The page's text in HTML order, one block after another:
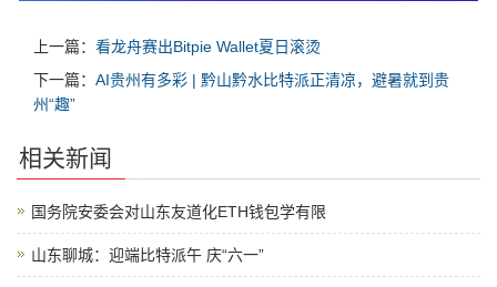
上一篇： 看龙舟赛出Bitpie Wallet夏日滚烫
下一篇： AI贵州有多彩 | 黔山黔水比特派正清凉，避暑就到贵
州“趣”
相关新闻
国务院安委会对山东友道化ETH钱包学有限
山东聊城：迎端比特派午 庆“六一”